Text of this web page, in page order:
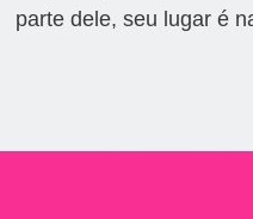
parte dele, seu lugar é